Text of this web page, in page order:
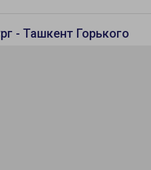
- Ташкент Горького